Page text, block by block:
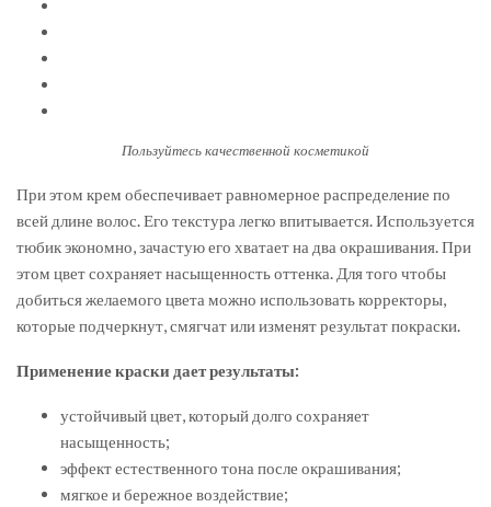
Пользуйтесь качественной косметикой
При этом крем обеспечивает равномерное распределение по
всей длине волос. Его текстура легко впитывается. Используется
тюбик экономно, зачастую его хватает на два окрашивания. При
этом цвет сохраняет насыщенность оттенка. Для того чтобы
добиться желаемого цвета можно использовать корректоры,
которые подчеркнут, смягчат или изменят результат покраски.
Применение краски дает результаты:
устойчивый цвет, который долго сохраняет
насыщенность;
эффект естественного тона после окрашивания;
мягкое и бережное воздействие;